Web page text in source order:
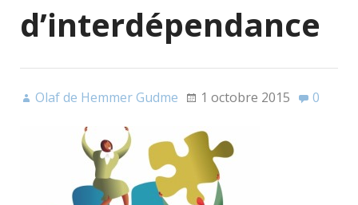
d’interdépendance
Olaf de Hemmer Gudme 1 octobre 2015 0